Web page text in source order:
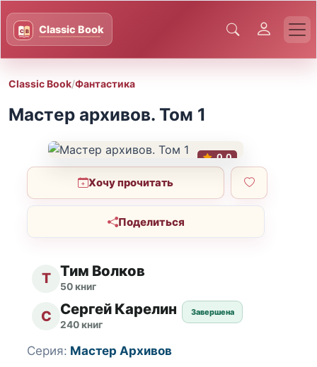
Classic Book/Фантастика
Мастер архивов. Том 1
0.0
Хочу прочитать
Поделиться
Т Тим Волков
50 книг
С Сергей Карелин
240 книг
Завершена
Серия: Мастер Архивов